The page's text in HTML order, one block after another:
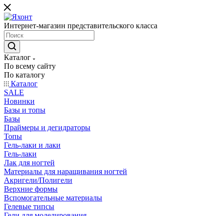
Интернет-магазин представительского класса
Каталог
По всему сайту
По каталогу
Каталог
SALE
Новинки
Базы и топы
Базы
Праймеры и дегидраторы
Топы
Гель-лаки и лаки
Гель-лаки
Лак для ногтей
Материалы для наращивания ногтей
Акригели/Полигели
Верхние формы
Вспомогательные материалы
Гелевые типсы